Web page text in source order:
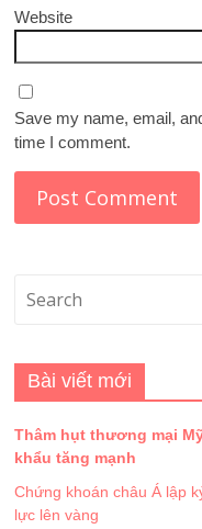
Website
Save my name, email,
time I comment.
Bài viết mới
Thâm hụt thương mại
khẩu tăng mạnh
Chứng khoán châu Á lập
lực lên vàng